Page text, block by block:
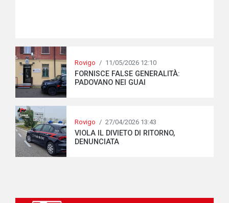
Rovigo / 11/05/2026 12:10
FORNISCE FALSE GENERALITÀ:
PADOVANO NEI GUAI
Rovigo / 27/04/2026 13:43
VIOLA IL DIVIETO DI RITORNO,
DENUNCIATA